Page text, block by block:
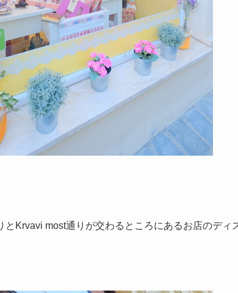
とKrvavi most通りが交わるところにあるお店のデ